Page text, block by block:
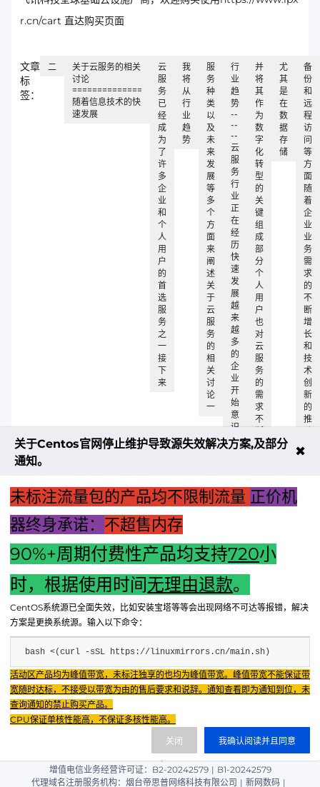
r.cn/cart 直达购买页面
文章
标
签：
二
关于云服务的相关
讨论
==============
随着信息技术的快
速发展
云
服
务
已
经
成
为
了
许
多
企
业
和
个
人
用
户
的
首
选
服
务
之
一
接
下
来
我
将
从
行
业
趋
势
服
务
种
类
以
及
未
来
发
展
等
多
个
方
面
来
阐
述
关
于
云
服
务
的
相
关
讨
论
一
行
业
趋
势
--
--
--
云
服
务
行
业
正
在
经
历
快
速
发
展
越
来
越
多
的
企
业
开
始
意
识
到
云
的
重
并
将
其
作
为
数
字
化
转
型
的
关
键
组
成
部
分
个
人
用
户
也
对
云
服
务
的
需
求
不
增
尤
其
是
在
数
据
存
储
备
份
和
远
程
访
问
等
方
面
随
着
企
业
业
务
需
求
的
不
断
增
长
和
技
术
创
新
的
推
上一篇：主机组装是否容易？一篇文章带你探索主机安装的奥
下一篇：消防主机箱子的核心功能与重要性解析：保障建筑安
全的守护者
Fenxun Tech 飞讯科技旗下云平台，相关服务主体：
重庆飞讯科技有限公司|中国电信股份有限公司荣昌分公司 提供网络服务 |
重庆飞讯科技有限公司|酷盾 提供CDN服务
渝ICP备2024034038号-1
渝公网安备50022602000851号
渝ICP证2024034038号 |
|
增值电信业务经营许可证：B2-20242579 | B1-20242579
代理域名注册服务机构：烟台帝思普网络科技有限公司 | 新网数码 |
关于Centos官网停止维护导致源失效解决方案,及部分
通知。
✖
未标注流量包的产品均不限制流量 正价机
器终身承诺： 不超售内存
90%+周期付费性产品均支持720小
时，根据使用时间无理由退款。
CentOS系统源已全面失效，比如安装宝塔等等会出现网络不可达等报错，解决
方案是更换系统源。输入以下命令：
bash <(curl -sSL https://linuxmirrors.cn/main.sh)
活动区产品均为峰值带宽，未标注独享的也均为峰值带宽。峰值带宽不能保证带
宽随时达标，不接受以带宽为由的售后要求和说辞。通知查看即为通知到位，未
查询通知的禁止购买产品。
CPU保证单核性能高，不保证多核性能高。
我确认阅读并且同意
关闭